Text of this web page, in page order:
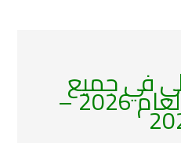
في جميعالمحافظات لعام 2026 –